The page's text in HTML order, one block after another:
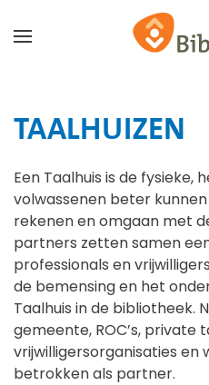
TAALHUIZEN
Een Taalhuis is de fysieke,
volwassenen beter
rekenen en omgaan met
partners zetten samen
professionals en
de bemensing en het
Taalhuis in de bibliotheek.
gemeente, ROC’s, private
vrijwilligersorganisaties en
betrokken als partner.